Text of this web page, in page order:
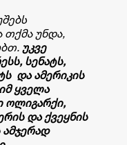
თქმა უნდა,
უკვე
სენატს,
და ამერიკის
ყველა
ოლიგარქი,
და ქვეყნის
ამჯერად